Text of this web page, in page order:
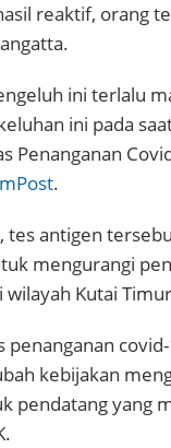
reaktif, orang
ini terlalu
ini pada
Penanganan
.
tes antigen
mengurangi
Kutai
penanganan
kebijakan
pendatang yang